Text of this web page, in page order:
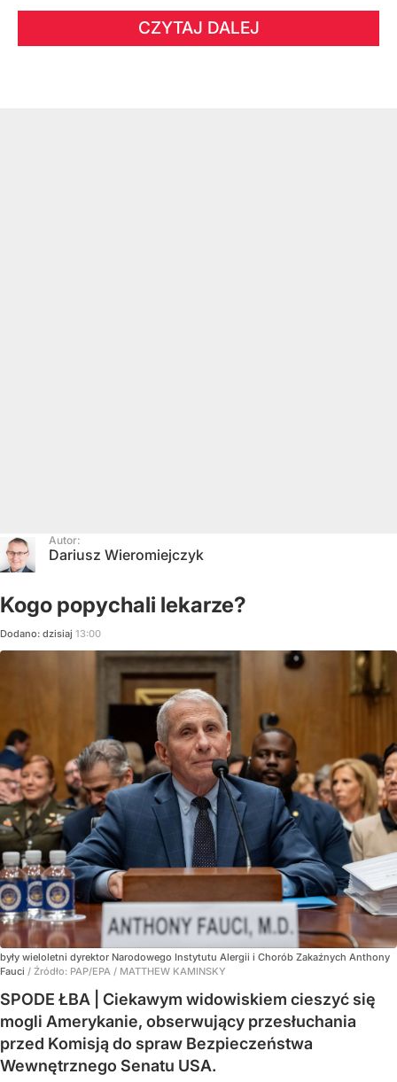
CZYTAJ DALEJ
Autor:
Dariusz Wieromiejczyk
Kogo popychali lekarze?
Dodano: dzisiaj 13:00
były wieloletni dyrektor Narodowego Instytutu Alergii i Chorób Zakaźnych Anthony
Fauci / Źródło: PAP/EPA / MATTHEW KAMINSKY
SPODE ŁBA | Ciekawym widowiskiem cieszyć się
mogli Amerykanie, obserwujący przesłuchania
przed Komisją do spraw Bezpieczeństwa
Wewnętrznego Senatu USA.